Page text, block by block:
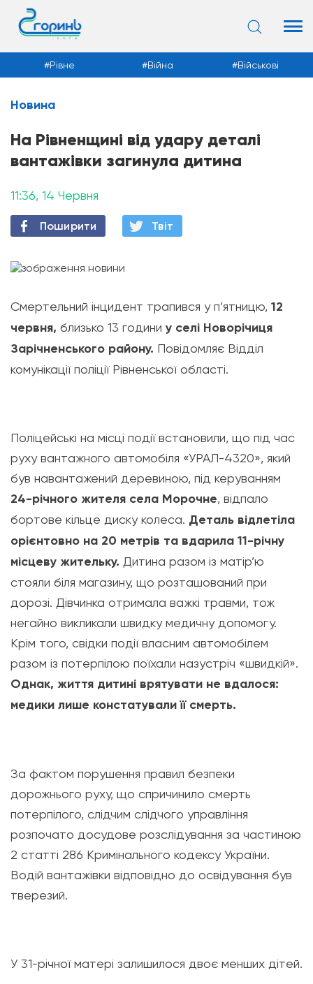
Новини
Рівне Війна Військові
Новина
На Рівненщині від удару деталі
вантажівки загинула дитина
11:36, 14 Червня
Поширити Твiт
Смертельний інцидент трапився у п’ятницю, 12
червня, близько 13 години у селі Новорічиця
Зарічненського району. Повідомляє Відділ
комунікації поліції Рівненської області.
Поліцейські на місці події встановили, що під час
руху вантажного автомобіля «УРАЛ-4320», який
був навантажений деревиною, під керуванням
24-річного жителя села Морочне, відпало
бортове кільце диску колеса. Деталь відлетіла
орієнтовно на 20 метрів та вдарила 11-річну
місцеву жительку. Дитина разом із матір’ю
стояли біля магазину, що розташований при
дорозі. Дівчинка отримала важкі травми, тож
негайно викликали швидку медичну допомогу.
Крім того, свідки події власним автомобілем
разом із потерпілою поїхали назустріч «швидкій».
Однак, життя дитині врятувати не вдалося:
медики лише констатували її смерть.
За фактом порушення правил безпеки
дорожнього руху, що спричинило смерть
потерпілого, слідчим слідчого управління
розпочато досудове розслідування за частиною
2 статті 286 Кримінального кодексу України.
Водій вантажівки відповідно до освідування був
тверезий.
У 31-річної матері залишилося двоє менших дітей.